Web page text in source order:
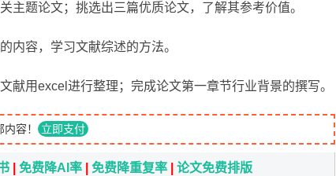
主题论文；挑选出三篇优质论文，了解其参考价值。
内容，学习文献综述的方法。
献用excel进行整理；完成论文第一章节行业背景的撰写。
容！ 立即支付
免费降AI率 免费降重复率 论文免费排版